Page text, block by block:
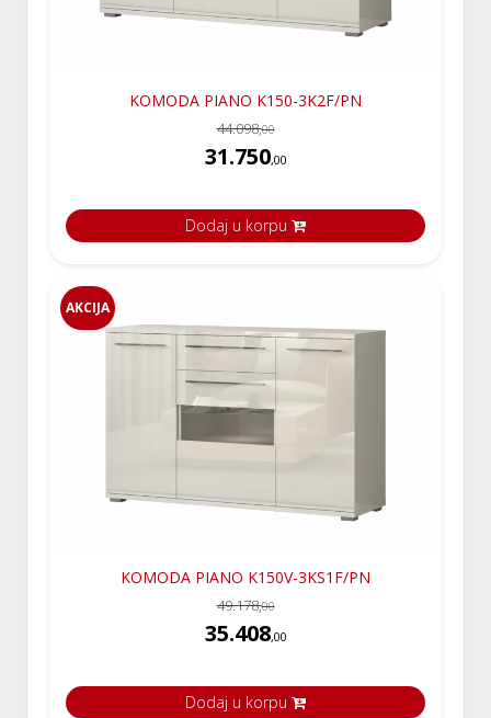
KOMODA PIANO K150-3K2F/PN
44.098,00
31.750,00
Dodaj u korpu
AKCIJA
KOMODA PIANO K150V-3KS1F/PN
49.178,00
35.408,00
Dodaj u korpu